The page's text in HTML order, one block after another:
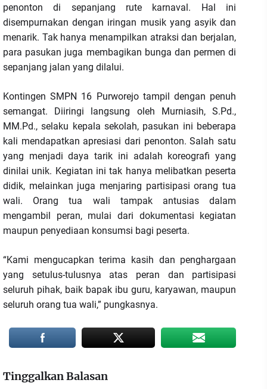
penonton di sepanjang rute karnaval. Hal ini
disempurnakan dengan iringan musik yang asyik dan
menarik. Tak hanya menampilkan atraksi dan berjalan,
para pasukan juga membagikan bunga dan permen di
sepanjang jalan yang dilalui.
Kontingen SMPN 16 Purworejo tampil dengan penuh
semangat. Diiringi langsung oleh Murniasih, S.Pd.,
MM.Pd., selaku kepala sekolah, pasukan ini beberapa
kali mendapatkan apresiasi dari penonton. Salah satu
yang menjadi daya tarik ini adalah koreografi yang
dinilai unik. Kegiatan ini tak hanya melibatkan peserta
didik, melainkan juga menjaring partisipasi orang tua
wali. Orang tua wali tampak antusias dalam
mengambil peran, mulai dari dokumentasi kegiatan
maupun penyediaan konsumsi bagi peserta.
“Kami mengucapkan terima kasih dan penghargaan
yang setulus-tulusnya atas peran dan partisipasi
seluruh pihak, baik bapak ibu guru, karyawan, maupun
seluruh orang tua wali,” pungkasnya.
Tinggalkan Balasan